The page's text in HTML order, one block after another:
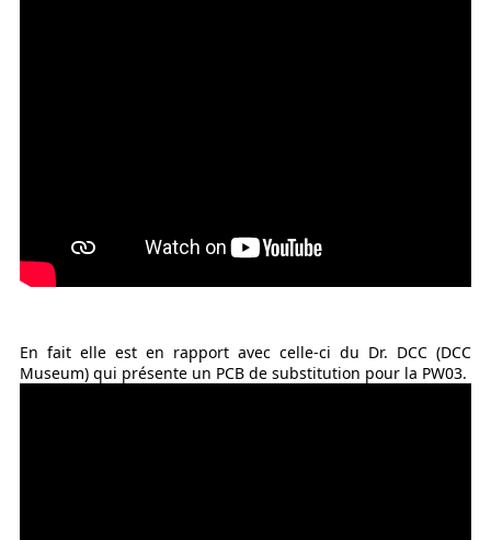
En fait elle est en rapport avec celle-ci du Dr. DCC (DCC
Museum) qui présente un PCB de substitution pour la PW03.